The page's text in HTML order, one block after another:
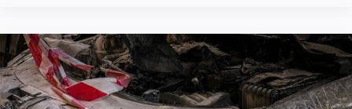
Почему
страховки
в